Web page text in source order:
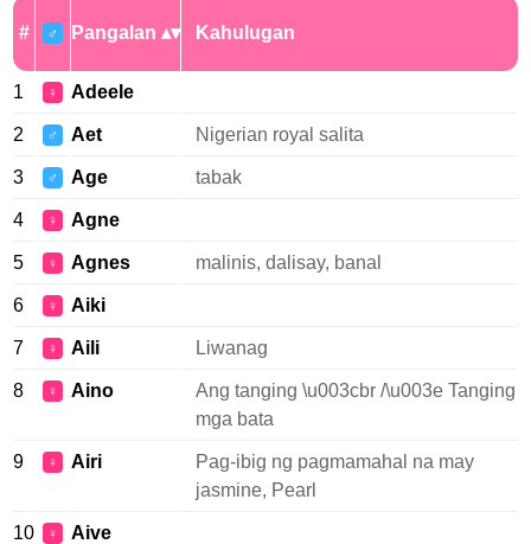
# ♂ Pangalan Kahulugan
1 ♀ Adeele
2 ♂ Aet Nigerian royal salita
3 ♂ Age tabak
4 ♀ Agne
5 ♀ Agnes malinis, dalisay, banal
6 ♀ Aiki
7 ♀ Aili Liwanag
8 ♀ Aino
Ang tanging \u003cbr /\u003e Tanging
mga bata
9 ♀ Airi
Pag-ibig ng pagmamahal na may
jasmine, Pearl
10 ♀ Aive